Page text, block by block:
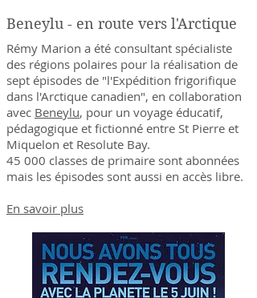
Beneylu - en route vers l'Arctique
Rémy Marion a été consultant spécialiste
des régions polaires pour la réalisation de
sept épisodes de "l'Expédition frigorifique
dans l'Arctique canadien", en collaboration
avec Beneylu, pour un voyage éducatif,
pédagogique et fictionné entre St Pierre et
Miquelon et Resolute Bay.
45 000 classes de primaire sont abonnées
mais les épisodes sont aussi en accès libre.
En savoir plus